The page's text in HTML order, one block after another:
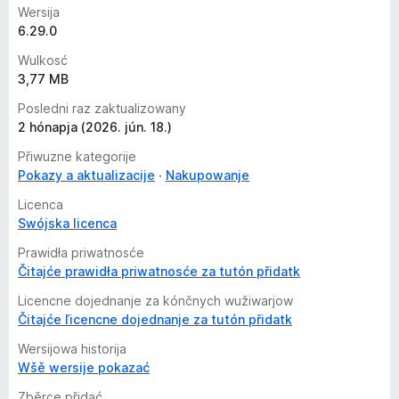
Wersija
6.29.0
Wulkosć
3,77 MB
Posledni raz zaktualizowany
2 hónapja (2026. jún. 18.)
Přiwuzne kategorije
Pokazy a aktualizacije
Nakupowanje
Licenca
Swójska licenca
Prawidła priwatnosće
Čitajće prawidła priwatnosće za tutón přidatk
Licencne dojednanje za kónčnych wužiwarjow
Čitajće ľicencne dojednanje za tutón přidatk
Wersijowa historija
Wšě wersije pokazać